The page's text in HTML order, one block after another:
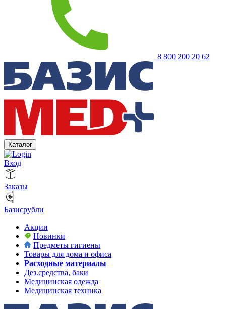
8 800 200 20 62
Каталог
Вход
Заказы
Базисрубли
Акции
Новинки
Предметы гигиены
Товары для дома и офиса
Расходные материалы
Дез.средства, баки
Медицинская одежда
Медицинская техника